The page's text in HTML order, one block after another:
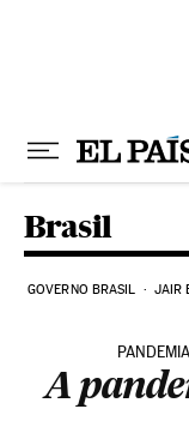
Brasil
GOVERNO BRASIL JAIR
A